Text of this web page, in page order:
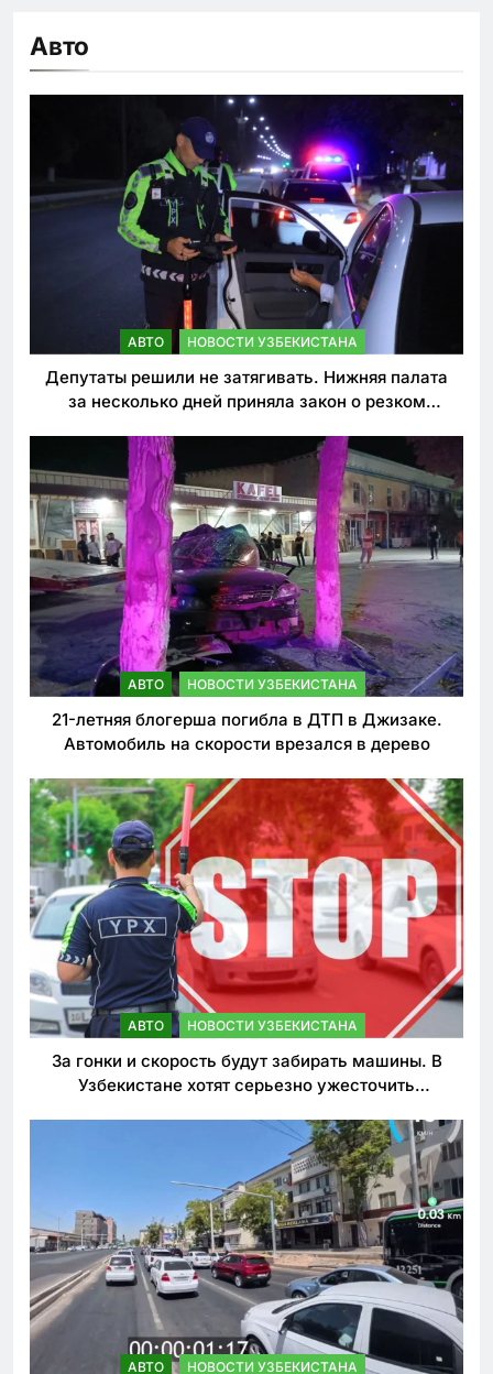
Авто
АВТО НОВОСТИ УЗБЕКИСТАНА
Депутаты решили не затягивать. Нижняя палата
за несколько дней приняла закон о резком
АВТО НОВОСТИ УЗБЕКИСТАНА
21-летняя блогерша погибла в ДТП в Джизаке.
Автомобиль на скорости врезался в дерево
АВТО НОВОСТИ УЗБЕКИСТАНА
За гонки и скорость будут забирать машины. В
Узбекистане хотят серьезно ужесточить
АВТО НОВОСТИ УЗБЕКИСТАНА